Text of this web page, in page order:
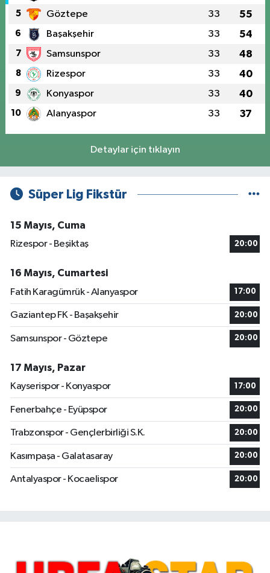
5 Göztepe 33 55
6 Başakşehir 33 54
7 Samsunspor 33 48
8 Rizespor 33 40
9 Konyaspor 33 40
10 Alanyaspor 33 37
Detaylar için tıklayın
Süper Lig Fikstür
15 Mayıs, Cuma
Rizespor - Beşiktaş
20:00
16 Mayıs, Cumartesi
Fatih Karagümrük - Alanyaspor
17:00
Gaziantep FK - Başakşehir 20:00
Samsunspor - Göztepe 20:00
17 Mayıs, Pazar
Kayserispor - Konyaspor
17:00
Fenerbahçe - Eyüpspor 20:00
Trabzonspor - Gençlerbirliği S.K. 20:00
Kasımpaşa - Galatasaray 20:00
Antalyaspor - Kocaelispor 20:00